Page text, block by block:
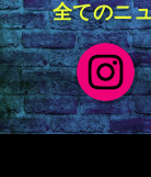
全てのニ